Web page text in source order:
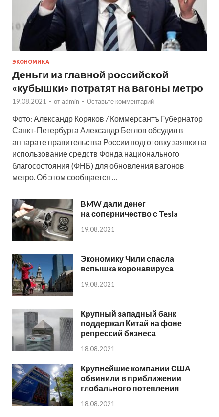
ЭКОНОМИКА
Деньги из главной российской
«кубышки» потратят на вагоны метро
19.08.2021 - от admin - Оставьте комментарий
Фото: Александр Коряков / Коммерсантъ Губернатор
Санкт-Петербурга Александр Беглов обсудил в
аппарате правительства России подготовку заявки на
использование средств Фонда национального
благосостояния (ФНБ) для обновления вагонов
метро. Об этом сообщается …
BMW дали денег
на соперничество с Tesla
19.08.2021
Экономику Чили спасла
вспышка коронавируса
19.08.2021
Крупный западный банк
поддержал Китай на фоне
репрессий бизнеса
18.08.2021
Крупнейшие компании США
обвинили в приближении
глобального потепления
18.08.2021